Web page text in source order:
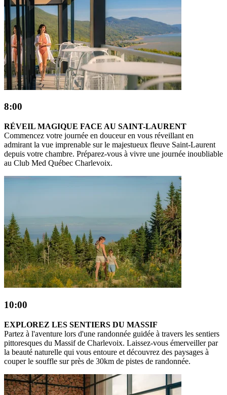
8:00
RÉVEIL MAGIQUE FACE AU SAINT-LAURENT
Commencez votre journée en douceur en vous réveillant en
admirant la vue imprenable sur le majestueux fleuve Saint-Laurent
depuis votre chambre. Préparez-vous à vivre une journée inoubliable
au Club Med Québec Charlevoix.
10:00
EXPLOREZ LES SENTIERS DU MASSIF
Partez à l'aventure lors d'une randonnée guidée à travers les sentiers
pittoresques du Massif de Charlevoix. Laissez-vous émerveiller par
la beauté naturelle qui vous entoure et découvrez des paysages à
couper le souffle sur près de 30km de pistes de randonnée.